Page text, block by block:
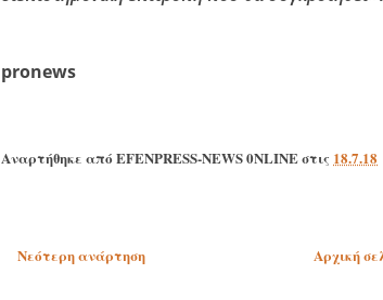
pronews
Αναρτήθηκε από EFENPRESS-NEWS 0NLINEστις 18.7.18
Νεότερη ανάρτηση Αρχική